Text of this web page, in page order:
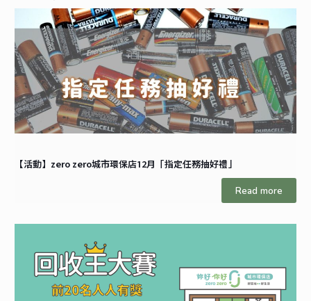
【活動】zero zero城市環保店12月「指定任務抽好禮」
Read more